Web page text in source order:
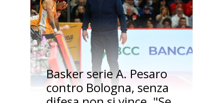
Basker serie A. Pesaro
contro Bologna, senza